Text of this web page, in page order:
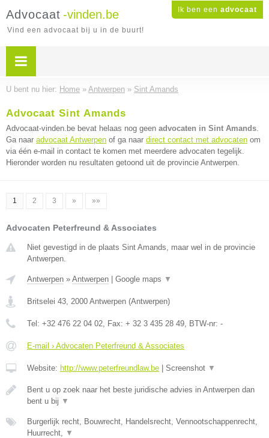
Ik ben een advocaat
Advocaat -vinden.be
Vind een advocaat bij u in de buurt!
U bent nu hier: Home » Antwerpen » Sint Amands
Advocaat Sint Amands
Advocaat-vinden.be bevat helaas nog geen advocaten in Sint Amands.
Ga naar advocaat Antwerpen of ga naar direct contact met advocaten om
via één e-mail in contact te komen met meerdere advocaten tegelijk.
Hieronder worden nu resultaten getoond uit de provincie Antwerpen.
1 2 3 » »»
Advocaten Peterfreund & Associates
Niet gevestigd in de plaats Sint Amands, maar wel in de provincie
Antwerpen.
Antwerpen » Antwerpen Google maps ▼
Britselei 43, 2000 Antwerpen (Antwerpen)
Tel: +32 476 22 04 02, Fax: + 32 3 435 28 49, BTW-nr: -
E-mail › Advocaten Peterfreund & Associates
Website: http://www.peterfreundlaw.be Screenshot ▼
Bent u op zoek naar het beste juridische advies in Antwerpen dan
bent u bij ▼
Burgerlijk recht, Bouwrecht, Handelsrecht, Vennootschappenrecht,
Huurrecht, ▼